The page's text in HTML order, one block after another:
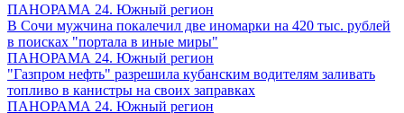
ПАНОРАМА 24. Южный регион
В Сочи мужчина покалечил две иномарки на 420 тыс. рублей
в поисках "портала в иные миры"
ПАНОРАМА 24. Южный регион
"Газпром нефть" разрешила кубанским водителям заливать
топливо в канистры на своих заправках
ПАНОРАМА 24. Южный регион